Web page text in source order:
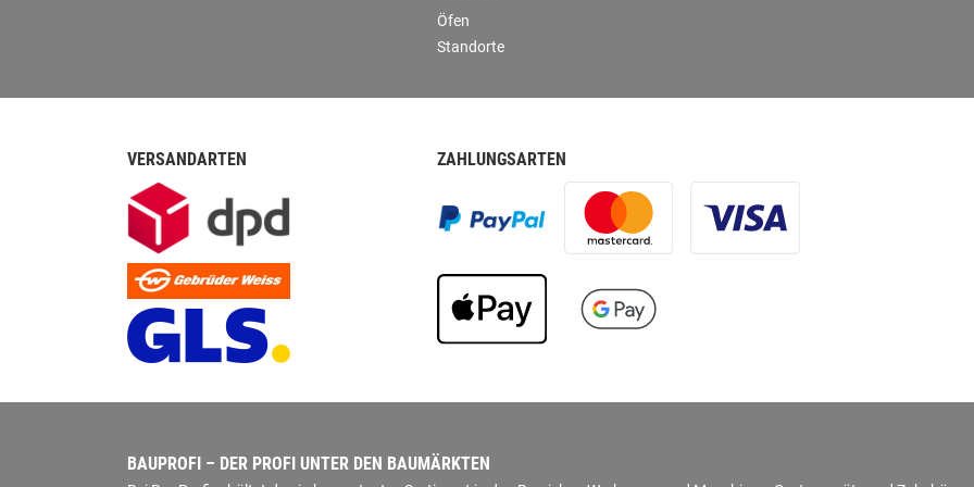
Öfen
Standorte
VERSANDARTEN ZAHLUNGSARTEN
BAUPROFI – DER PROFI UNTER DEN BAUMÄRKTEN